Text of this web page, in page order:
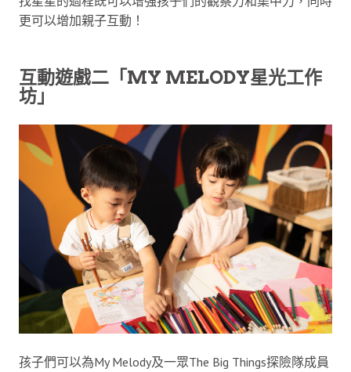
更可以增加親子互動！
互動遊戲二「MY MELODY星光工作
坊」
孩子們可以為My Melody及一眾The Big Things探險隊成員